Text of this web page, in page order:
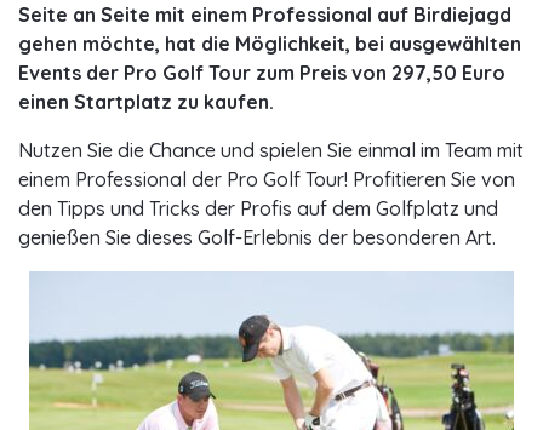
Seite an Seite mit einem Professional auf Birdiejagd
gehen möchte, hat die Möglichkeit, bei ausgewählten
Events der Pro Golf Tour zum Preis von 297,50 Euro
einen Startplatz zu kaufen.
Nutzen Sie die Chance und spielen Sie einmal im Team mit
einem Professional der Pro Golf Tour! Profitieren Sie von
den Tipps und Tricks der Profis auf dem Golfplatz und
genießen Sie dieses Golf-Erlebnis der besonderen Art.